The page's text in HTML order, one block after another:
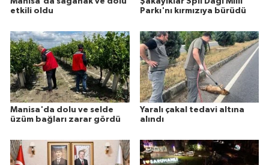
etkili oldu
Parkı'nı kırmızıya bürüdü
Manisa'da dolu ve selde
üzüm bağları zarar gördü
Yaralı çakal tedavi altına
alındı